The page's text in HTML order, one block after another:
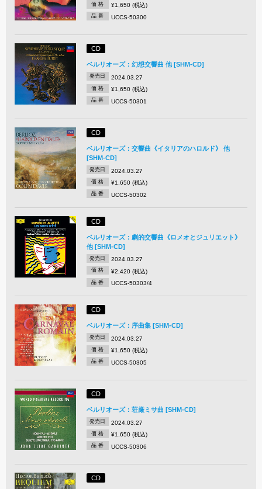
価 格 ¥1,650 (税込)
品 番 UCCS-50300
CD
ベルリオーズ：幻想交響曲 他 [SHM-CD]
発売日 2024.03.27
価 格 ¥1,650 (税込)
品 番 UCCS-50301
CD
ベルリオーズ：交響曲《イタリアのハロルド》 他
[SHM-CD]
発売日 2024.03.27
価 格 ¥1,650 (税込)
品 番 UCCS-50302
CD
ベルリオーズ：劇的交響曲《ロメオとジュリエット》
他 [SHM-CD]
発売日 2024.03.27
価 格 ¥2,420 (税込)
品 番 UCCS-50303/4
CD
ベルリオーズ：序曲集 [SHM-CD]
発売日 2024.03.27
価 格 ¥1,650 (税込)
品 番 UCCS-50305
CD
ベルリオーズ：荘厳ミサ曲 [SHM-CD]
発売日 2024.03.27
価 格 ¥1,650 (税込)
品 番 UCCS-50306
CD